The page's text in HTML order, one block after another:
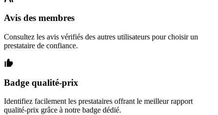
Avis des membres
Consultez les avis vérifiés des autres utilisateurs pour choisir un
prestataire de confiance.
Badge qualité-prix
Identifiez facilement les prestataires offrant le meilleur rapport
qualité-prix grâce à notre badge dédié.